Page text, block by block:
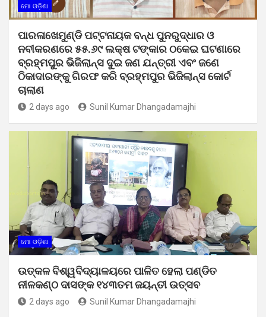
ମୋ ଓଡ଼ିଶା
ପାରଳାଖେମୁଣ୍ଡି ପଟ୍ଟନାୟକ ବନ୍ଧ ପୁନରୁଦ୍ଧାର ଓ
ନବୀକରଣରେ ୫୫.୬୯ ଲକ୍ଷ ଟଙ୍କାର ଠକେଇ ଘଟଣାରେ
ବ୍ରହ୍ମପୁର ଭିଜିଲାନ୍ସ ଦୁଇ ଜଣ ଯନ୍ତ୍ରୀ ଏବଂ ଜଣେ
ଠିକାଦାରଙ୍କୁ ଗିରଫ କରି ବ୍ରହ୍ମପୁର ଭିଜିଲାନ୍ସ କୋର୍ଟ
ଚାଲାଣ
2 days ago Sunil Kumar Dhangadamajhi
ମୋ ଓଡ଼ିଶା
ଉତ୍କଳ ବିଶ୍ୱବିଦ୍ୟାଳୟରେ ପାଳିତ ହେଲା ପଣ୍ଡିତ
ନୀଳକଣ୍ଠ ଦାସଙ୍କ ୧୪୩ତମ ଜୟନ୍ତୀ ଉତ୍ସବ
2 days ago Sunil Kumar Dhangadamajhi